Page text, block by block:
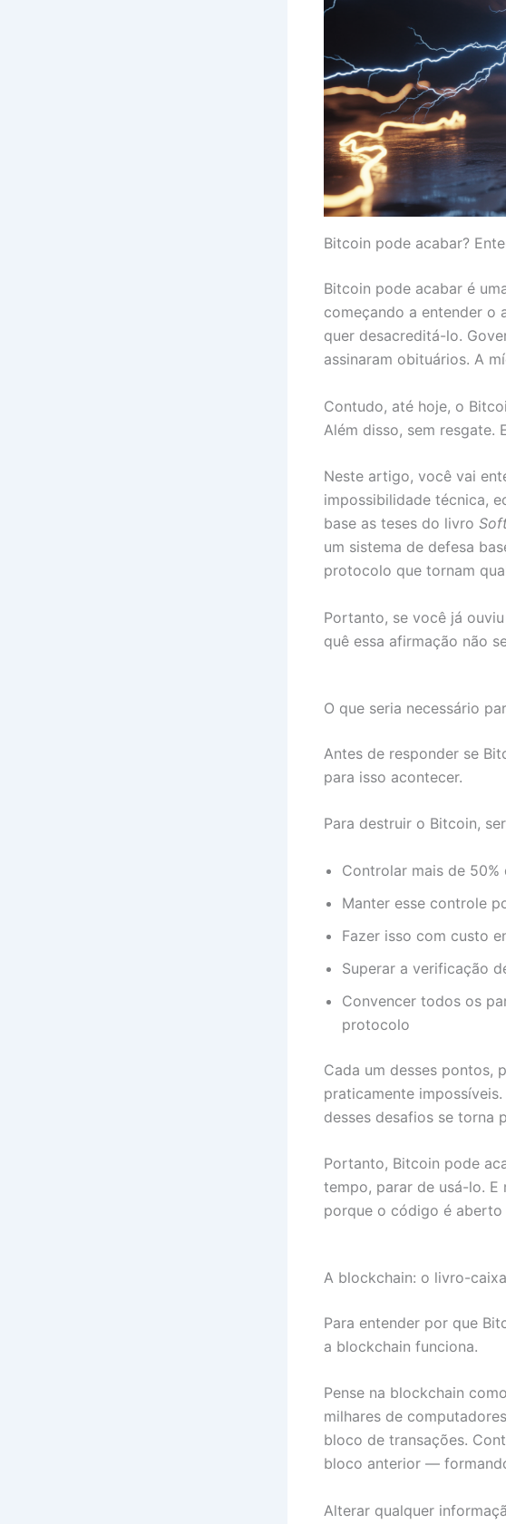
Bitcoin pode acabar?
Bitcoin pode acabar é
começando a entender o
quer desacreditá-lo.
assinaram obituários. A
Contudo, até hoje, o
Além disso, sem resgate.
Neste artigo, você vai
impossibilidade técnica,
base as teses do livro
um sistema de defesa
protocolo que tornam
Portanto, se você já
quê essa afirmação não
O que seria necessário
Antes de responder se
para isso acontecer.
Para destruir o Bitcoin,
Controlar mais de
Manter esse controle
Fazer isso com custo
Superar a verificação
Convencer todos os
protocolo
Cada um desses pontos,
praticamente
desses desafios se torna
Portanto, Bitcoin pode
tempo, parar de usá-lo.
porque o código é aberto
A blockchain: o livro-
Para entender por que
a blockchain funciona.
Pense na blockchain
milhares de
bloco de transações.
bloco anterior —
Alterar qualquer